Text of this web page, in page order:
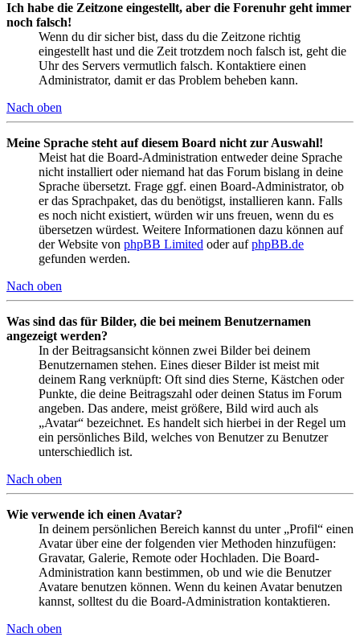
Ich habe die Zeitzone eingestellt, aber die Forenuhr geht immer
noch falsch!
Wenn du dir sicher bist, dass du die Zeitzone richtig
eingestellt hast und die Zeit trotzdem noch falsch ist, geht die
Uhr des Servers vermutlich falsch. Kontaktiere einen
Administrator, damit er das Problem beheben kann.
Nach oben
Meine Sprache steht auf diesem Board nicht zur Auswahl!
Meist hat die Board-Administration entweder deine Sprache
nicht installiert oder niemand hat das Forum bislang in deine
Sprache übersetzt. Frage ggf. einen Board-Administrator, ob
er das Sprachpaket, das du benötigst, installieren kann. Falls
es noch nicht existiert, würden wir uns freuen, wenn du es
übersetzen würdest. Weitere Informationen dazu können auf
der Website von phpBB Limited oder aufphpBB.de
gefunden werden.
Nach oben
Was sind das für Bilder, die bei meinem Benutzernamen
angezeigt werden?
In der Beitragsansicht können zwei Bilder bei deinem
Benutzernamen stehen. Eines dieser Bilder ist meist mit
deinem Rang verknüpft: Oft sind dies Sterne, Kästchen oder
Punkte, die deine Beitragszahl oder deinen Status im Forum
angeben. Das andere, meist größere, Bild wird auch als
„Avatar“ bezeichnet. Es handelt sich hierbei in der Regel um
ein persönliches Bild, welches von Benutzer zu Benutzer
unterschiedlich ist.
Nach oben
Wie verwende ich einen Avatar?
In deinem persönlichen Bereich kannst du unter „Profil“ einen
Avatar über eine der folgenden vier Methoden hinzufügen:
Gravatar, Galerie, Remote oder Hochladen. Die Board-
Administration kann bestimmen, ob und wie die Benutzer
Avatare benutzen können. Wenn du keinen Avatar benutzen
kannst, solltest du die Board-Administration kontaktieren.
Nach oben